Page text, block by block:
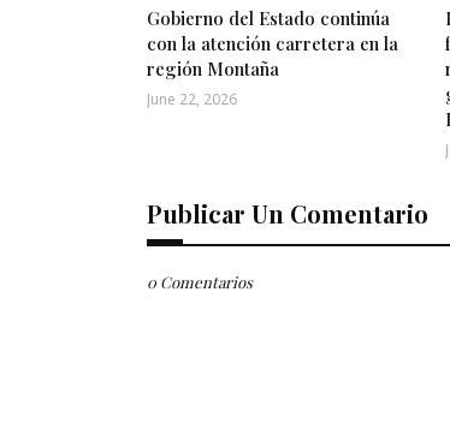
Gobierno del Estado continúa
con la atención carretera en la
región Montaña
June 22, 2026
Publicar Un Comentario
0 Comentarios